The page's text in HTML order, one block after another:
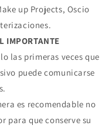
up Projects, Oscio
IMPORTANTE
las primeras veces que
puede comunicarse
es recomendable no
para que conserve su
a meses